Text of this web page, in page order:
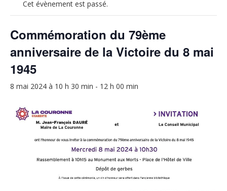
Cet évènement est passé.
Commémoration du 79ème
anniversaire de la Victoire du 8 mai
1945
8 mai 2024 à 10 h 30 min - 12 h 00 min